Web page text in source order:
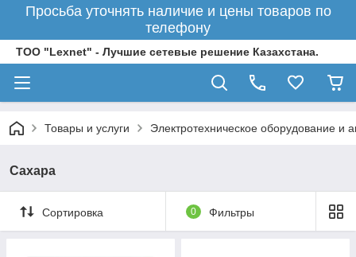
Просьба уточнять наличие и цены товаров по
телефону
ТОО "Lexnet" - Лучшие сетевые решение Казахстана.
Товары и услуги Электротехническое оборудование и
Сахара
Сортировка 0 Фильтры